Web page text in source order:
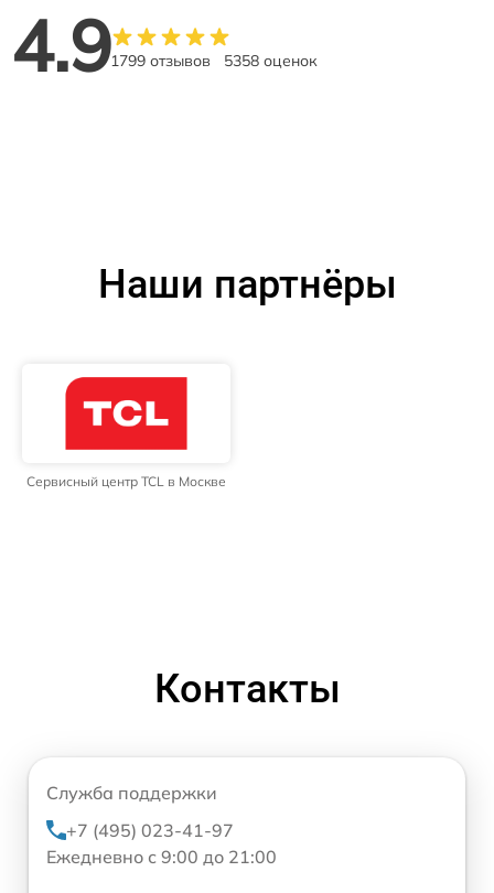
4.91799 отзывов 5358 оценок
Наши партнёры
Сервисный центр TCL в Москве
Контакты
Служба поддержки
+7 (495) 023-41-97
Ежедневно с 9:00 до 21:00